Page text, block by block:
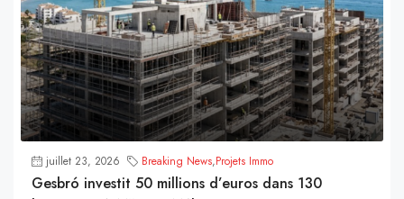
juillet 23, 2026 Breaking News,Projets Immo
Gesbró investit 50 millions d’euros dans 130